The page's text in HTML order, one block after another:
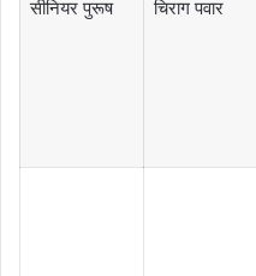
सीनियर पुरूष चिराग पवार